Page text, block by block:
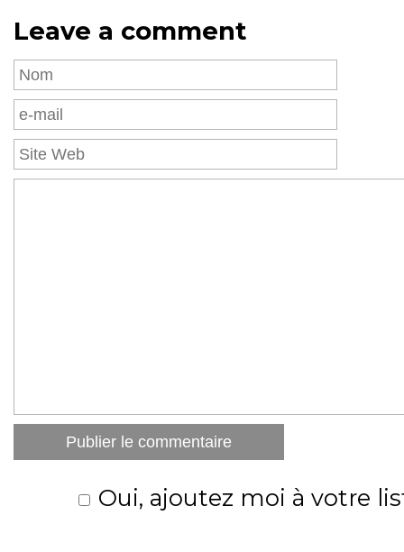
Leave a comment
Oui, ajoutez moi à votre